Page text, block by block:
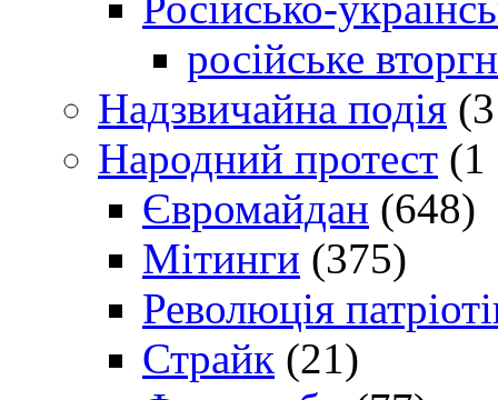
російське
Надзвичайна подія
Народний протест (1
Євромайдан (648)
Мітинги (375)
Революція
Страйк (21)